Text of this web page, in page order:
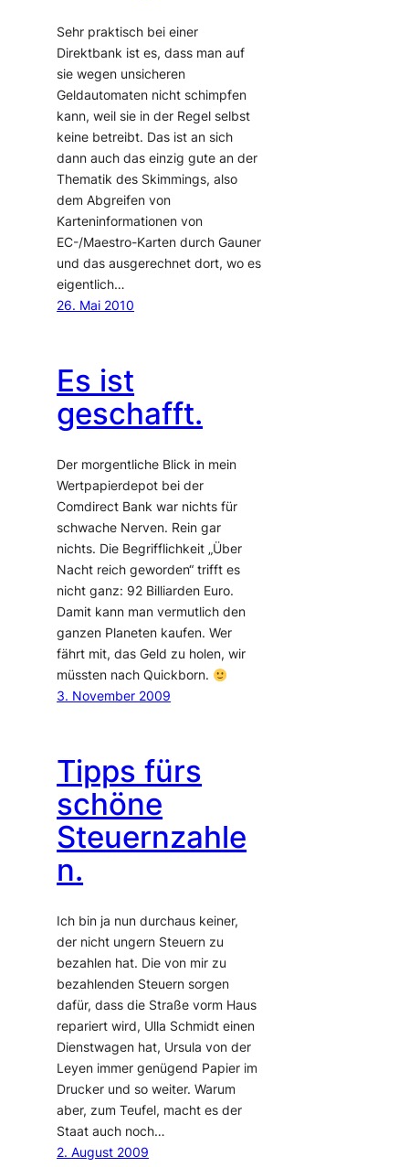
Sehr praktisch bei einer
Direktbank ist es, dass man auf
sie wegen unsicheren
Geldautomaten nicht schimpfen
kann, weil sie in der Regel selbst
keine betreibt. Das ist an sich
dann auch das einzig gute an der
Thematik des Skimmings, also
dem Abgreifen von
Karteninformationen von
EC-/Maestro-Karten durch Gauner
und das ausgerechnet dort, wo es
eigentlich…
26. Mai 2010
Es ist
geschafft.
Der morgentliche Blick in mein
Wertpapierdepot bei der
Comdirect Bank war nichts für
schwache Nerven. Rein gar
nichts. Die Begrifflichkeit „Über
Nacht reich geworden“ trifft es
nicht ganz: 92 Billiarden Euro.
Damit kann man vermutlich den
ganzen Planeten kaufen. Wer
fährt mit, das Geld zu holen, wir
müssten nach Quickborn.
3. November 2009
Tipps fürs
schöne
Steuernzahle
n.
Ich bin ja nun durchaus keiner,
der nicht ungern Steuern zu
bezahlen hat. Die von mir zu
bezahlenden Steuern sorgen
dafür, dass die Straße vorm Haus
repariert wird, Ulla Schmidt einen
Dienstwagen hat, Ursula von der
Leyen immer genügend Papier im
Drucker und so weiter. Warum
aber, zum Teufel, macht es der
Staat auch noch…
2. August 2009